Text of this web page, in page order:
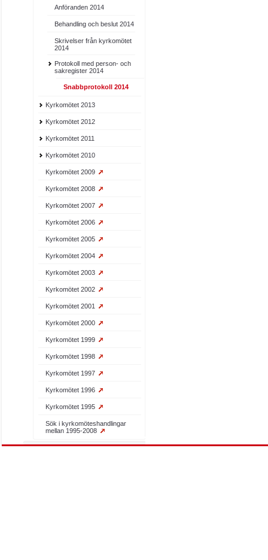
Anföranden 2014
Behandling och beslut 2014
Skrivelser från kyrkomötet
2014
Protokoll med person- och
sakregister 2014
Snabbprotokoll 2014
Kyrkomötet 2013
Kyrkomötet 2012
Kyrkomötet 2011
Kyrkomötet 2010
Kyrkomötet 2009
Kyrkomötet 2008
Kyrkomötet 2007
Kyrkomötet 2006
Kyrkomötet 2005
Kyrkomötet 2004
Kyrkomötet 2003
Kyrkomötet 2002
Kyrkomötet 2001
Kyrkomötet 2000
Kyrkomötet 1999
Kyrkomötet 1998
Kyrkomötet 1997
Kyrkomötet 1996
Kyrkomötet 1995
Sök i kyrkomöteshandlingar
mellan 1995-2008